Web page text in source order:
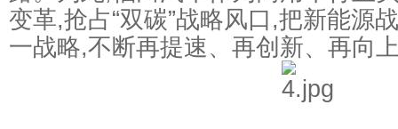
变革,抢占“双碳”战略风口,把新能源
一战略,不断再提速、再创新、再向